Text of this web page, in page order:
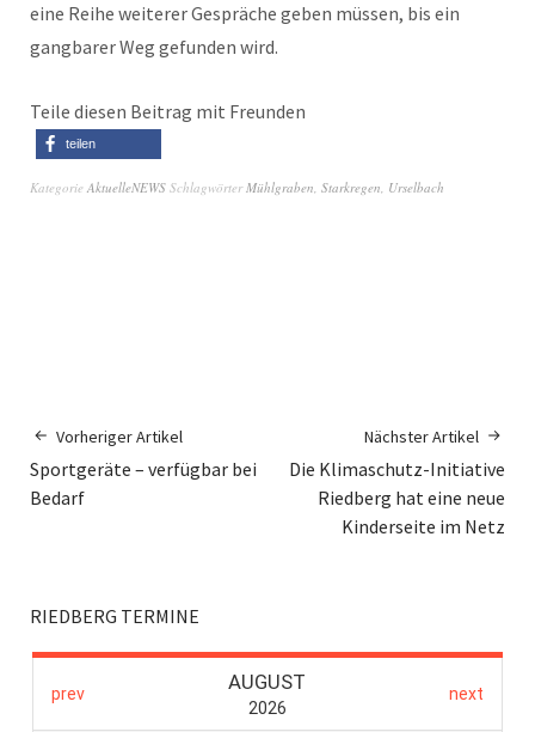
eine Reihe weiterer Gespräche geben müssen, bis ein
gangbarer Weg gefunden wird.
Teile diesen Beitrag mit Freunden
teilen
Kategorie AktuelleNEWS SchlagwörterMühlgraben, Starkregen, Urselbach
Vorheriger Artikel
Sportgeräte – verfügbar bei
Bedarf
Nächster Artikel
Die Klimaschutz-Initiative
Riedberg hat eine neue
Kinderseite im Netz
RIEDBERG TERMINE